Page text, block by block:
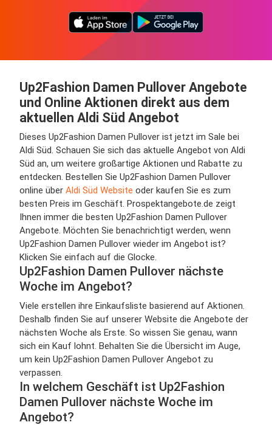
Up2Fashion Damen Pullover Angebote
und Online Aktionen direkt aus dem
aktuellen Aldi Süd Angebot
Dieses Up2Fashion Damen Pullover ist jetzt im Sale bei
Aldi Süd. Schauen Sie sich das aktuelle Angebot von Aldi
Süd an, um weitere großartige Aktionen und Rabatte zu
entdecken. Bestellen Sie Up2Fashion Damen Pullover
online über Aldi Süd Website oder kaufen Sie es zum
besten Preis im Geschäft. Prospektangebote.de zeigt
Ihnen immer die besten Up2Fashion Damen Pullover
Angebote. Möchten Sie benachrichtigt werden, wenn
Up2Fashion Damen Pullover wieder im Angebot ist?
Klicken Sie einfach auf die Glocke.
Up2Fashion Damen Pullover nächste
Woche im Angebot?
Viele erstellen ihre Einkaufsliste basierend auf Aktionen.
Deshalb finden Sie auf unserer Website die Angebote der
nächsten Woche als Erste. So wissen Sie genau, wann
sich ein Kauf lohnt. Behalten Sie die Übersicht im Auge,
um kein Up2Fashion Damen Pullover Angebot zu
verpassen.
In welchem Geschäft ist Up2Fashion
Damen Pullover nächste Woche im
Angebot?